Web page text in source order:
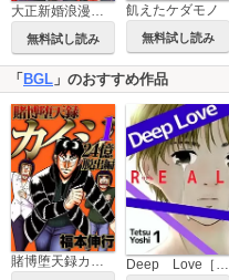
大正新婚浪漫～軍人さまは初心な妻を執着純愛で染め上げたい～
無料試し読み
飢えたケダモノ
無料試し読み
「 BGL 」のおすすめ作品
賭博堕天録カイジ 24億脱出編 Deep Love［REAL]